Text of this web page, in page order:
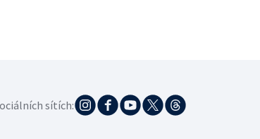
sítích: